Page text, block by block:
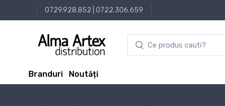
0729.928.852 0722.306.659
Branduri Noutăți